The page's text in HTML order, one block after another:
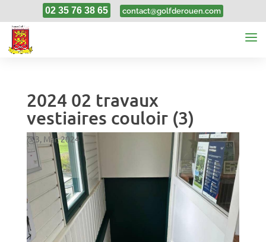
02 35 76 38 65 contact@golfderouen.com
2024 02 travaux
vestiaires couloir (3)
3, Mar, 2024